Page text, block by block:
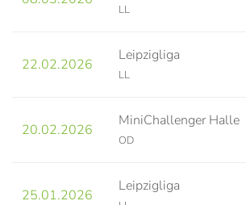
LL
22.02.2026
Leipzigliga
LL
20.02.2026
MiniChallenger Halle
OD
25.01.2026
Leipzigliga